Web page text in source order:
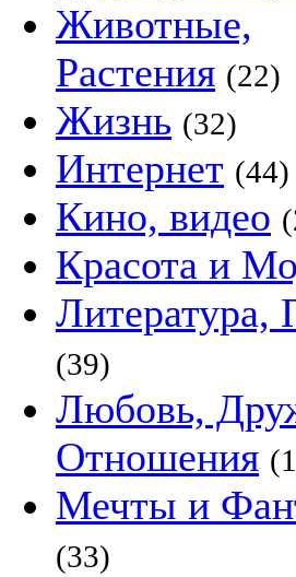
Животные,
Растения (22)
Жизнь (32)
Интернет (44)
Кино, видео
Красота и
Литература,
(39)
Любовь,
Отношения
Мечты и
(33)